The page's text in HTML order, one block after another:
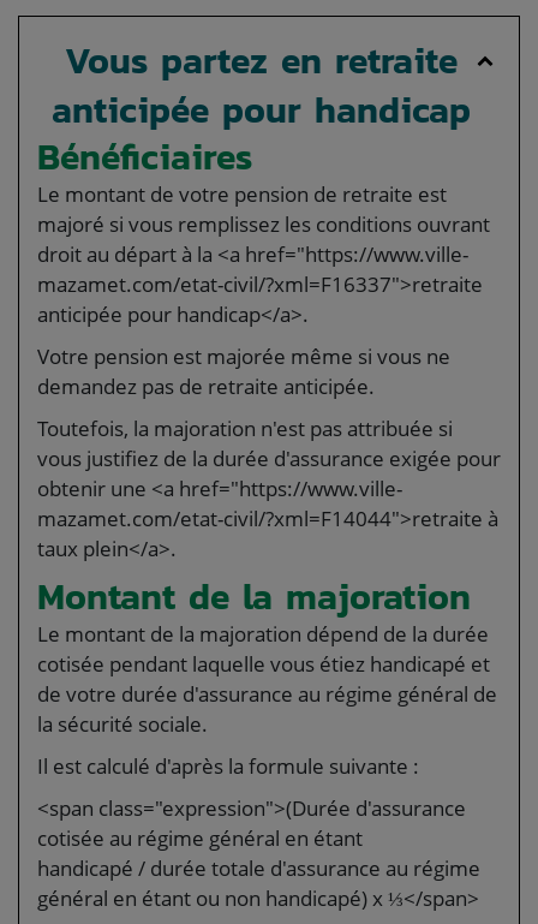
Vous partez en retraite
anticipée pour handicap
Bénéficiaires
Le montant de votre pension de retraite est
majoré si vous remplissez les conditions ouvrant
droit au départ à la <a href="https://www.ville-
mazamet.com/etat-civil/?xml=F16337">retraite
anticipée pour handicap</a>.
Votre pension est majorée même si vous ne
demandez pas de retraite anticipée.
Toutefois, la majoration n'est pas attribuée si
vous justifiez de la durée d'assurance exigée pour
obtenir une <a href="https://www.ville-
mazamet.com/etat-civil/?xml=F14044">retraite à
taux plein</a>.
Montant de la majoration
Le montant de la majoration dépend de la durée
cotisée pendant laquelle vous étiez handicapé et
de votre durée d'assurance au régime général de
la sécurité sociale.
Il est calculé d'après la formule suivante :
<span class="expression">(Durée d'assurance
cotisée au régime général en étant
handicapé / durée totale d'assurance au régime
général en étant ou non handicapé) x ⅓</span>